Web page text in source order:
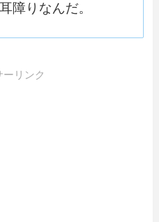
障りなんだ。
ーリンク